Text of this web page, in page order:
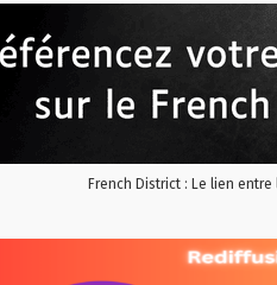
French District : Le lien